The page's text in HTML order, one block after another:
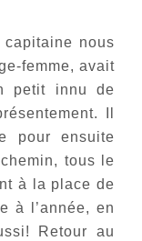
nous
femme, avait
petit innu de
Il
pour ensuite
tous le
à la place de
à l’année, en
Retour au